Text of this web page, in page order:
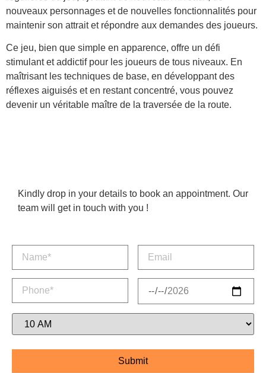
nouveaux personnages et de nouvelles fonctionnalités pour
maintenir son attrait et répondre aux demandes des joueurs.
Ce jeu, bien que simple en apparence, offre un défi
stimulant et addictif pour les joueurs de tous niveaux. En
maîtrisant les techniques de base, en développant des
réflexes aiguisés et en restant concentré, vous pouvez
devenir un véritable maître de la traversée de la route.
Kindly drop in your details to book an appointment. Our
team will get in touch with you !